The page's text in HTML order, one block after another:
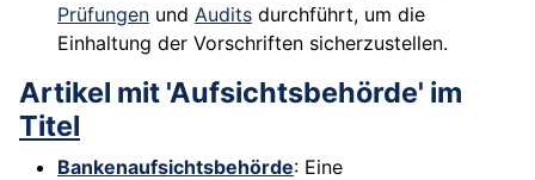
Prüfungen und Audits durchführt, um die
Einhaltung der Vorschriften sicherzustellen.
Artikel mit 'Aufsichtsbehörde' im
Titel
Bankenaufsichtsbehörde: Eine